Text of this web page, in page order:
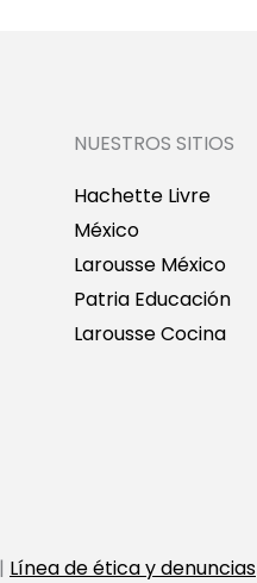
NUESTROS SITIOS
Hachette Livre
México
Larousse México
Patria Educación
Larousse Cocina
| Línea de ética y denuncias